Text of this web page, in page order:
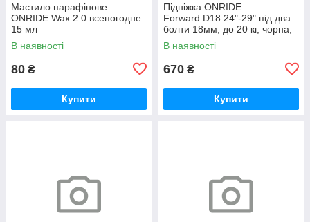
Мастило парафінове
ONRIDE Wax 2.0 всепогодне
15 мл
В наявності
80 ₴
Купити
Підніжка ONRIDE
Forward D18 24"-29" під два
болти 18мм, до 20 кг, чорна,
polybag
В наявності
670 ₴
Купити